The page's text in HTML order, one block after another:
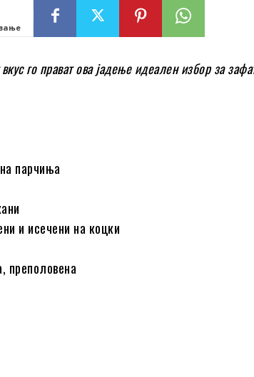
го прават ова јадење идеален избор за
парчиња
и исечени на коцки
преполовена